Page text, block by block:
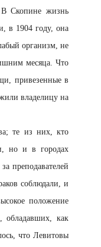
В Скопине жизнь
в 1904 году, она
организм, не
месяца. Что
привезенные в
владелицу на
те из них, кто
но и в городах
преподавателей
соблюдали, и
положение
обладавших, как
что Левитовы